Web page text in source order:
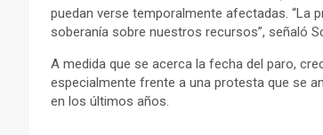
puedan verse temporalmente afectadas. “La
soberanía sobre nuestros recursos”, señaló
A medida que se acerca la fecha del paro,
especialmente frente a una protesta que se
en los últimos años.